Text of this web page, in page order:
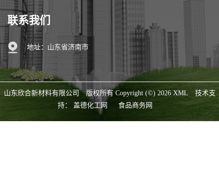
联系我们
地址：山东省济南市
山东欣合新材料有限公司 版权所有 Copyright (©) 2026XML
技术支
持： 盖德化工网 食品商务网